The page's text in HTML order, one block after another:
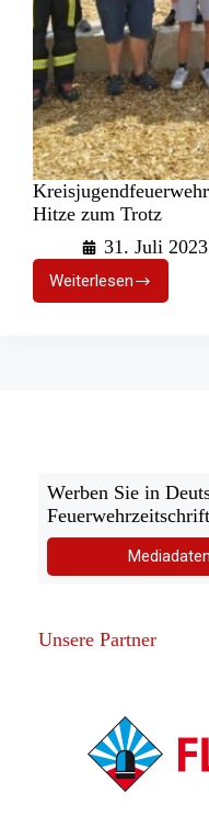
Hitze zum Trotz
31. Juli 2023
Weiterlesen
Wendelstein:
Werben Sie in
Unsere Partner